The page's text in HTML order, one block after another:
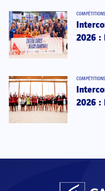
COMPÉTITIONS
2026 :
COMPÉTITIONS
2026 :